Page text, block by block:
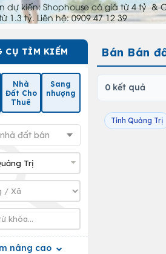
dự kiến: Shophouse có giá từ 4 tỷ &
1.3 tỷ. Liên hệ: 0909 47 12 39
CỤ TÌM KIẾM
Nhà
Đất Cho
Thuê
Sang
nhượng
đất bán
nâng cao
Bán Bán
0 kết quả
Tỉnh Quảng Trị